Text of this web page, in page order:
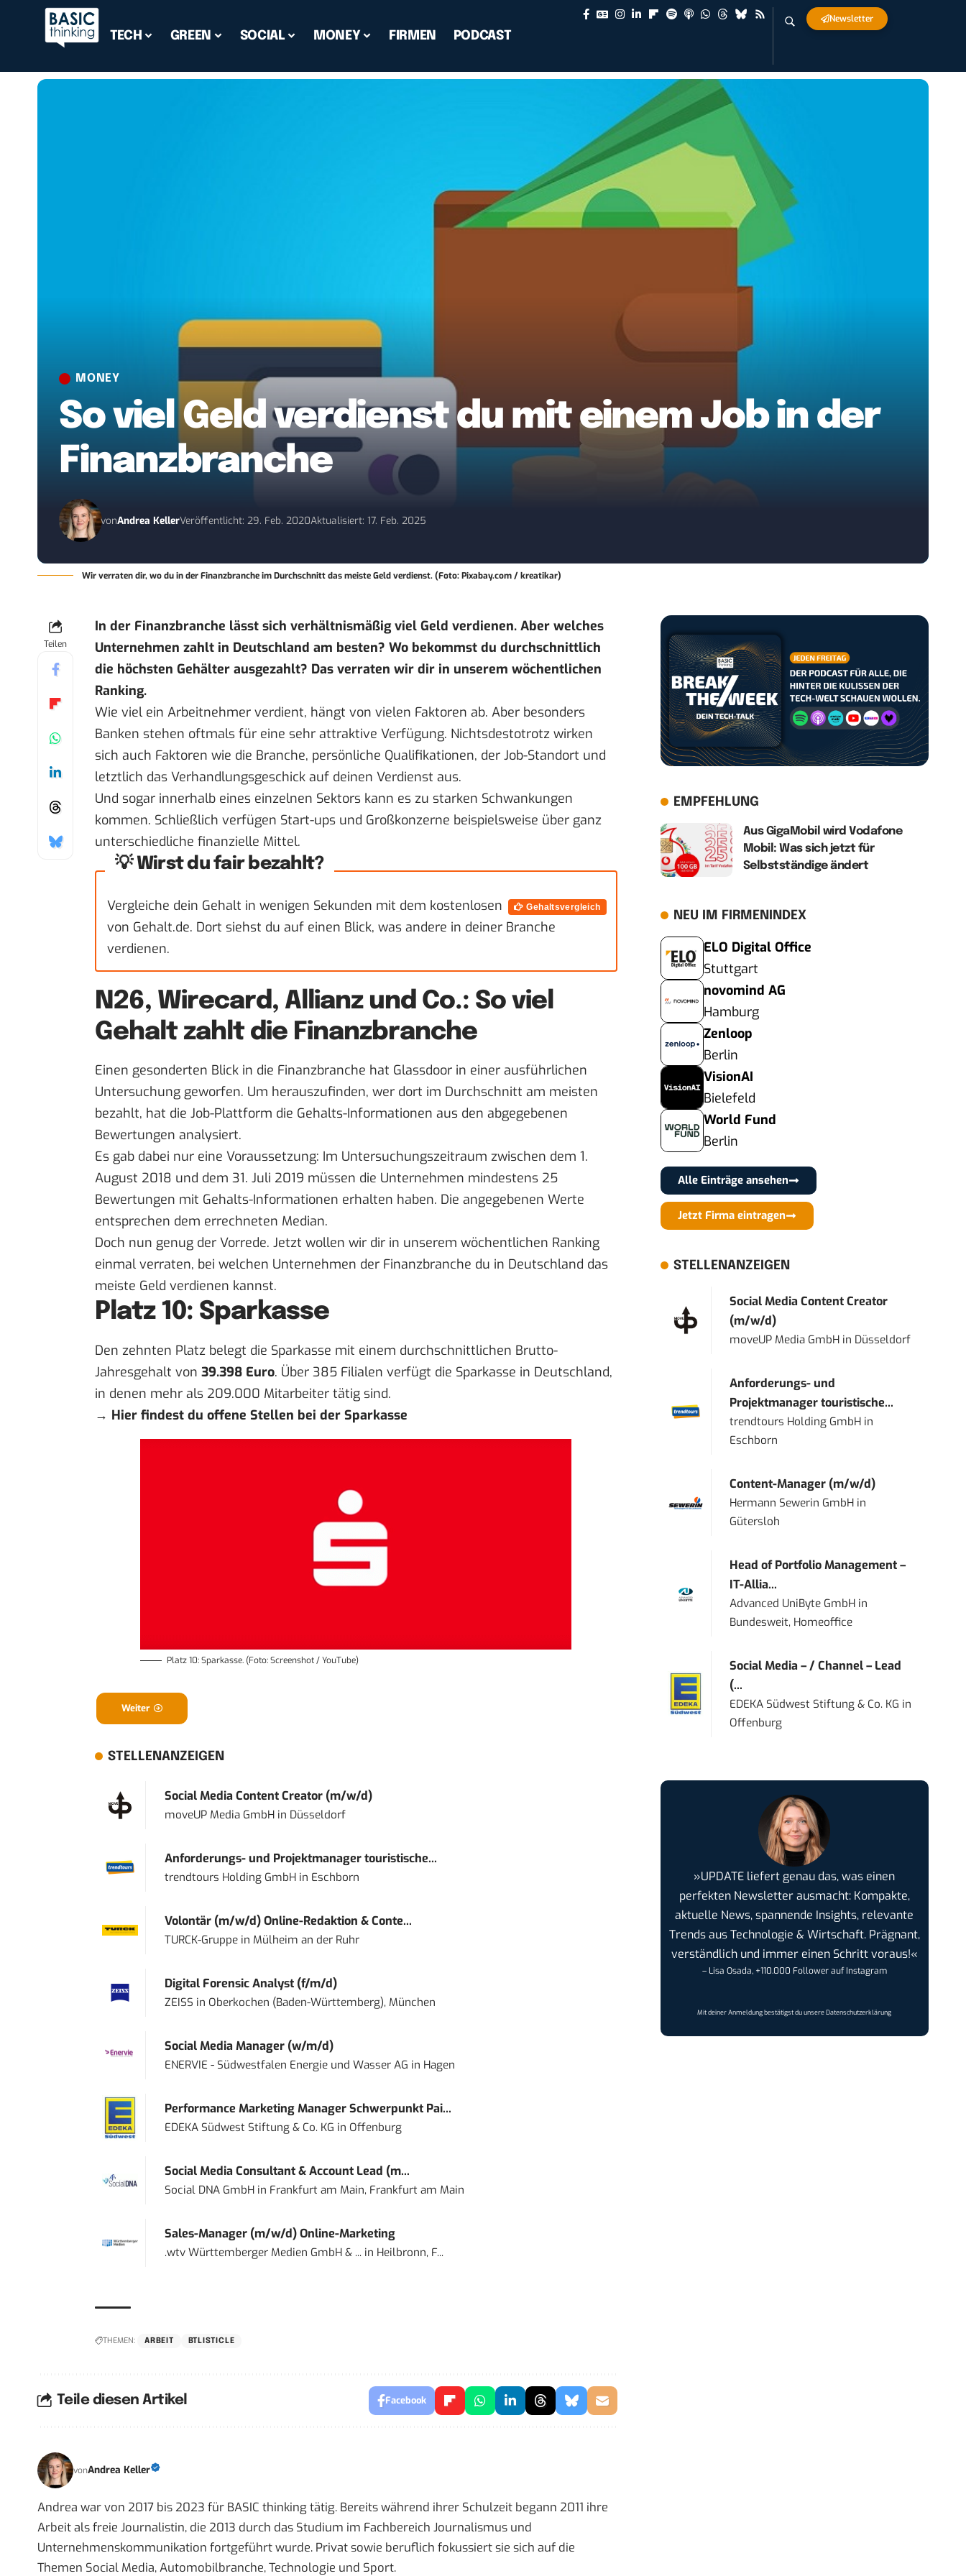
TECH GREEN SOCIAL MONEY FIRMEN PODCAST
Newsletter
MONEY
So viel Geld verdienst du mit einem Job in der
Finanzbranche
vonAndrea KellerVeröffentlicht: 29. Feb. 2020Aktualisiert: 17. Feb. 2025
Wir verraten dir, wo du in der Finanzbranche im Durchschnitt das meiste Geld verdienst. (Foto: Pixabay.com / kreatikar)
Teilen
In der Finanzbranche lässt sich verhältnismäßig viel Geld verdienen. Aber welches
Unternehmen zahlt in Deutschland am besten? Wo bekommst du durchschnittlich
die höchsten Gehälter ausgezahlt? Das verraten wir dir in unserem wöchentlichen
Ranking.
Wie viel ein Arbeitnehmer verdient, hängt von vielen Faktoren ab. Aber besonders
Banken stehen oftmals für eine sehr attraktive Verfügung. Nichtsdestotrotz wirken
sich auch Faktoren wie die Branche, persönliche Qualifikationen, der Job-Standort und
letztlich das Verhandlungsgeschick auf deinen Verdienst aus.
Und sogar innerhalb eines einzelnen Sektors kann es zu starken Schwankungen
kommen. Schließlich verfügen Start-ups und Großkonzerne beispielsweise über ganz
unterschiedliche finanzielle Mittel.
💡 Wirst du fair bezahlt?
Vergleiche dein Gehalt in wenigen Sekunden mit dem kostenlosen Gehaltsvergleich
von Gehalt.de. Dort siehst du auf einen Blick, was andere in deiner Branche
verdienen.
N26, Wirecard, Allianz und Co.: So viel
Gehalt zahlt die Finanzbranche
Einen gesonderten Blick in die Finanzbranche hat Glassdoor in einer ausführlichen
Untersuchung geworfen. Um herauszufinden, wer dort im Durchschnitt am meisten
bezahlt, hat die Job-Plattform die Gehalts-Informationen aus den abgegebenen
Bewertungen analysiert.
Es gab dabei nur eine Voraussetzung: Im Untersuchungszeitraum zwischen dem 1.
August 2018 und dem 31. Juli 2019 müssen die Unternehmen mindestens 25
Bewertungen mit Gehalts-Informationen erhalten haben. Die angegebenen Werte
entsprechen dem errechneten Median.
Doch nun genug der Vorrede. Jetzt wollen wir dir in unserem wöchentlichen Ranking
einmal verraten, bei welchen Unternehmen der Finanzbranche du in Deutschland das
meiste Geld verdienen kannst.
Platz 10: Sparkasse
Den zehnten Platz belegt die Sparkasse mit einem durchschnittlichen Brutto-
Jahresgehalt von 39.398 Euro. Über 385 Filialen verfügt die Sparkasse in Deutschland,
in denen mehr als 209.000 Mitarbeiter tätig sind.
→ Hier findest du offene Stellen bei der Sparkasse
Platz 10: Sparkasse. (Foto: Screenshot / YouTube)
Weiter
STELLENANZEIGEN
Social Media Content Creator (m/w/d)
moveUP Media GmbHin Düsseldorf
Anforderungs- und Projektmanager touristische...
trendtours Holding GmbHin Eschborn
Volontär (m/w/d) Online-Redaktion & Conte...
TURCK-Gruppein Mülheim an der Ruhr
Digital Forensic Analyst (f/m/d)
ZEISS in Oberkochen (Baden-Württemberg), München
Social Media Manager (w/m/d)
ENERVIE - Südwestfalen Energie und Wasser AG in Hagen
Performance Marketing Manager Schwerpunkt Pai...
EDEKA Südwest Stiftung & Co. KG in Offenburg
Social Media Consultant & Account Lead (m...
Social DNA GmbHin Frankfurt am Main, Frankfurt am Main
Sales-Manager (m/w/d) Online-Marketing
.wtv Württemberger Medien GmbH & ...in Heilbronn, F...
THEMEN: ARBEIT BTLISTICLE
Teile diesen Artikel Facebook
vonAndrea Keller
Andrea war von 2017 bis 2023 für BASIC thinking tätig. Bereits während ihrer Schulzeit begann 2011 ihre
Arbeit als freie Journalistin, die 2013 durch das Studium im Fachbereich Journalismus und
Unternehmenskommunikation fortgeführt wurde. Privat sowie beruflich fokussiert sie sich auf die
Themen Social Media, Automobilbranche, Technologie und Sport.
EMPFEHLUNG
Aus GigaMobil wird Vodafone
Mobil: Was sich jetzt für
Selbstständige ändert
NEU IM FIRMENINDEX
ELO Digital Office
Stuttgart
novomind AG
Hamburg
Zenloop
Berlin
VisionAI
Bielefeld
World Fund
Berlin
Alle Einträge ansehen
Jetzt Firma eintragen
STELLENANZEIGEN
Social Media Content Creator
(m/w/d)
moveUP Media GmbH in Düsseldorf
Anforderungs- und
Projektmanager touristische...
trendtours Holding GmbH in
Eschborn
Content-Manager (m/w/d)
Hermann Sewerin GmbH in
Gütersloh
Head of Portfolio Management –
IT-Allia...
Advanced UniByte GmbH in
Bundesweit, Homeoffice
Social Media – / Channel – Lead
(...
EDEKA Südwest Stiftung & Co. KG in
Offenburg
»UPDATE liefert genau das, was einen
perfekten Newsletter ausmacht: Kompakte,
aktuelle News, spannende Insights, relevante
Trends aus Technologie & Wirtschaft. Prägnant,
verständlich und immer einen Schritt voraus!«
– Lisa Osada, +110.000 Follower auf Instagram
Mit deiner Anmeldung bestätigst du unsereDatenschutzerklärung